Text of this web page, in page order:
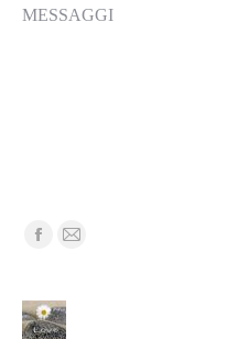
MESSAGGI